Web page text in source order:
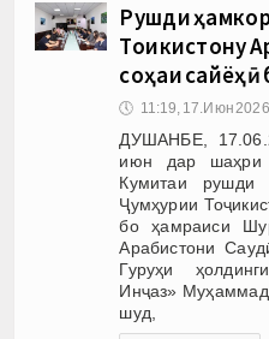
Рушди
Тоҷикистону
соҳаи сайёҳӣ
🕔 11:19, 17.Июн 2026
ДУШАНБЕ,
июн дар шаҳри
Кумитаи рушди
Ҷумҳурии
бо ҳамраиси
Арабистони
Гуруҳи
Инҷаз» Муҳаммад
шуд,